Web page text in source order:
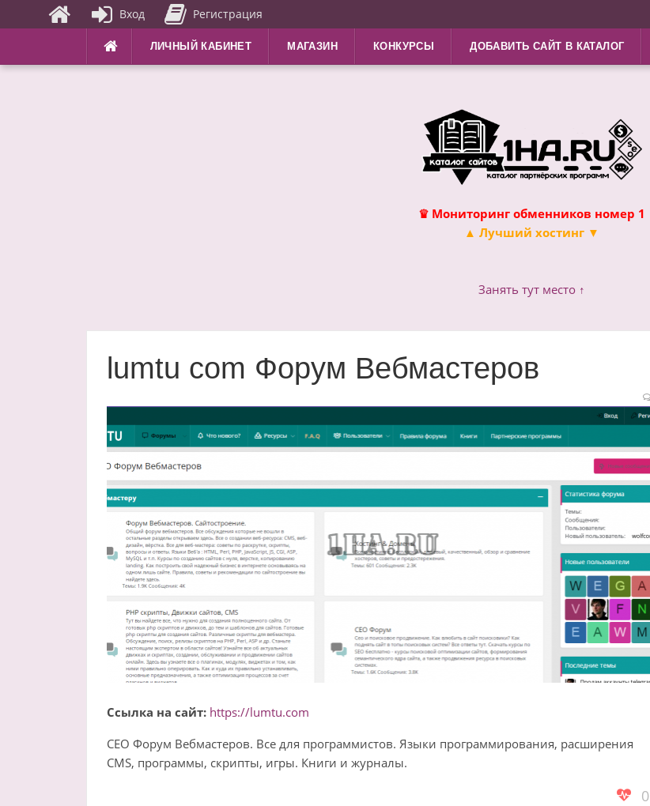
ЛИЧНЫЙ КАБИНЕТ МАГАЗИН КОНКУРСЫ ДОБАВИТЬ САЙТ В КАТАЛОГ
♛ Мониторинг обменников номер 1
▲ Лучший хостинг ▼
Занять тут место ↑
lumtu com Форум Вебмастеров
Ссылка на сайт: https://lumtu.com
СЕО Форум Вебмастеров. Все для программистов. Языки программирования, расширения
CMS, программы, скрипты, игры. Книги и журналы.
0
Вход Регистрация